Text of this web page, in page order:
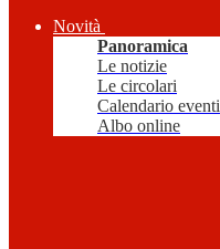
Novità
Panoramica
Le notizie
Le circolari
Calendario eventi
Albo online